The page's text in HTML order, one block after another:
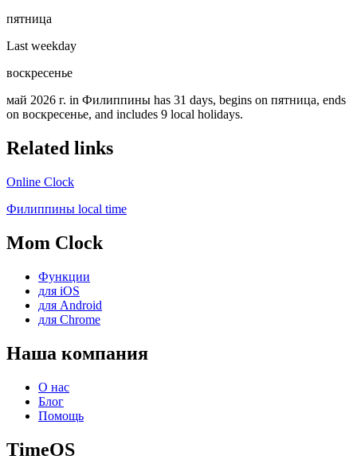
пятница
Last weekday
воскресенье
май 2026 г. in Филиппины has 31 days, begins on пятница, ends
on воскресенье, and includes 9 local holidays.
Related links
Online Clock
Филиппины local time
Mom Clock
Функции
для iOS
для Android
для Chrome
Наша компания
О нас
Блог
Помощь
TimeOS